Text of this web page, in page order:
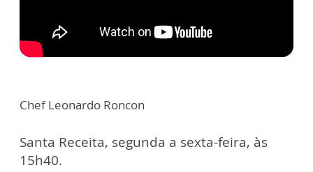
Chef Leonardo Roncon
Santa Receita, segunda a sexta-feira, às
15h40.